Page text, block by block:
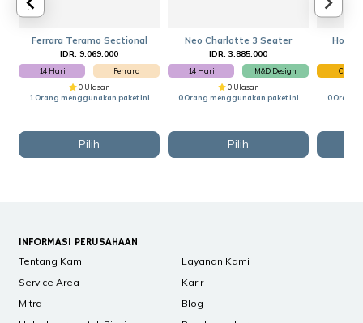
Ferrara Teramo Sectional
IDR. 9.069.000
14 Hari
Ferrara
0 Ulasan
1 Orang menggunakan paket ini
Pilih
Neo Charlotte 3 Seater
IDR. 3.885.000
14 Hari
M&D Design
0 Ulasan
0 Orang menggunakan paket ini
Pilih
Cellini
0 Orang
INFORMASI PERUSAHAAN
Tentang Kami
Layanan Kami
Service Area
Karir
Mitra
Blog